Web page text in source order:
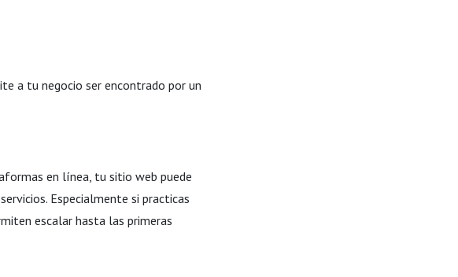
a tu negocio ser encontrado por un
en línea, tu sitio web puede
Especialmente si practicas
escalar hasta las primeras